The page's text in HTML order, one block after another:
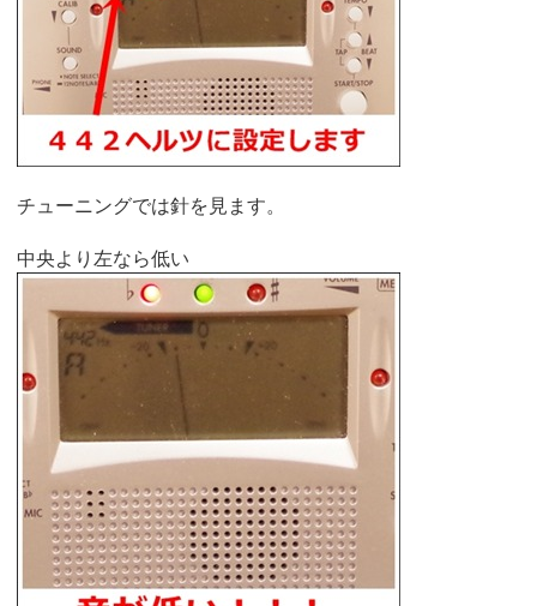
チューニングでは針を見ます。
中央より左なら低い